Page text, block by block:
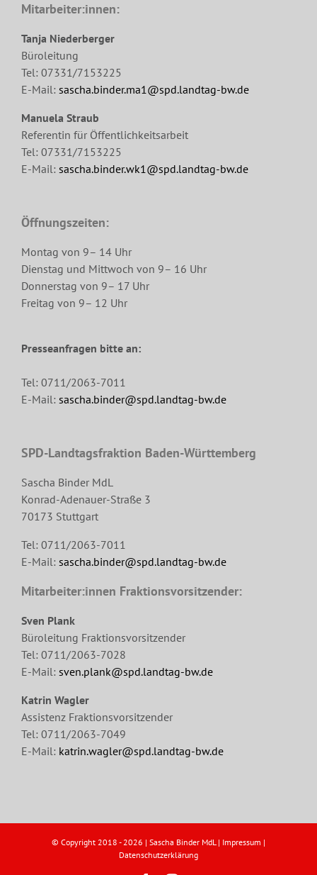
Mitarbeiter:innen:
Tanja Niederberger
Büroleitung
Tel: 07331/7153225
E-Mail: sascha.binder.ma1@spd.landtag-bw.de
Manuela Straub
Referentin für Öffentlichkeitsarbeit
Tel: 07331/7153225
E-Mail: sascha.binder.wk1@spd.landtag-bw.de
Öffnungszeiten:
Montag von 9– 14 Uhr
Dienstag und Mittwoch von 9– 16 Uhr
Donnerstag von 9– 17 Uhr
Freitag von 9– 12 Uhr
Presseanfragen bitte an:
Tel: 0711/2063-7011
E-Mail: sascha.binder@spd.landtag-bw.de
SPD-Landtagsfraktion Baden-Württemberg
Sascha Binder MdL
Konrad-Adenauer-Straße 3
70173 Stuttgart
Tel: 0711/2063-7011
E-Mail: sascha.binder@spd.landtag-bw.de
Mitarbeiter:innen Fraktionsvorsitzender:
Sven Plank
Büroleitung Fraktionsvorsitzender
Tel: 0711/2063-7028
E-Mail: sven.plank@spd.landtag-bw.de
Katrin Wagler
Assistenz Fraktionsvorsitzender
Tel: 0711/2063-7049
E-Mail: katrin.wagler@spd.landtag-bw.de
© Copyright 2018 -2026 | Sascha Binder MdL | Impressum |
Datenschutzerklärung